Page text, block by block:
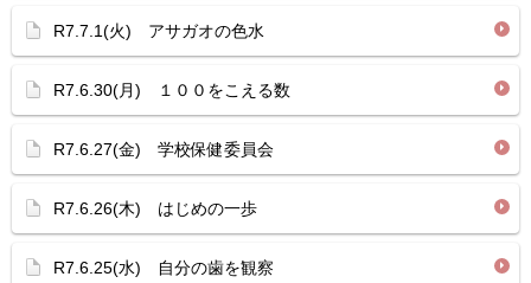
R7.7.1(火) アサガオの色水
R7.6.30(月) １００をこえる数
R7.6.27(金) 学校保健委員会
R7.6.26(木) はじめの一歩
R7.6.25(水) 自分の歯を観察